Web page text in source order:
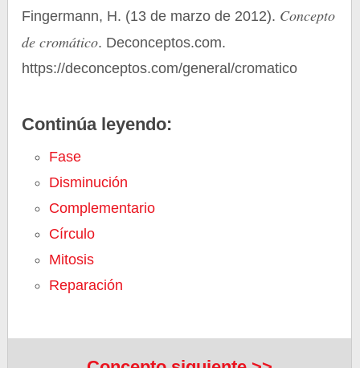
Fingermann, H. (13 de marzo de 2012). Concepto
de cromático. Deconceptos.com.
https://deconceptos.com/general/cromatico
Continúa leyendo:
Fase
Disminución
Complementario
Círculo
Mitosis
Reparación